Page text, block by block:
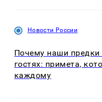
Новости России
Почему наши
гостях: примета,
каждому